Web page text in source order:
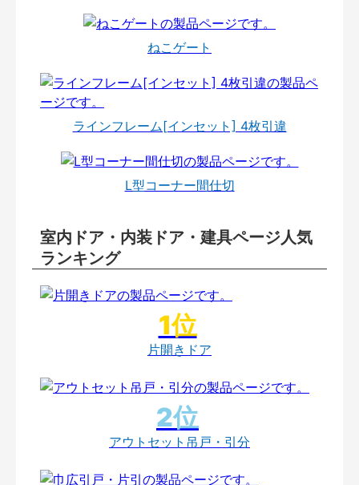
ねこゲート
ラインフレーム[インセット] 4枚引違
L型コーナー間仕切
室内ドア・内装ドア・建具ページ人気
ランキング
片開きドア
アウトセット吊戸・引分